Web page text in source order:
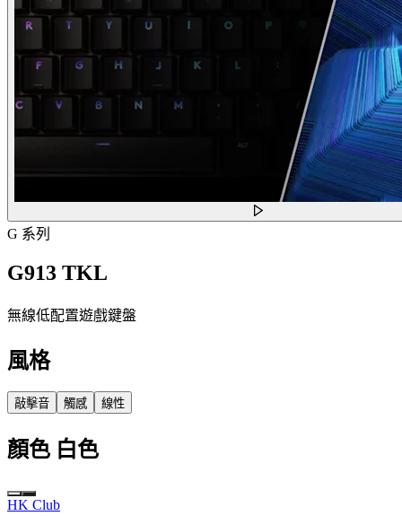
G 系列
G913 TKL
無線低配置遊戲鍵盤
風格
敲擊音 觸感 線性
顏色 白色
HK Club